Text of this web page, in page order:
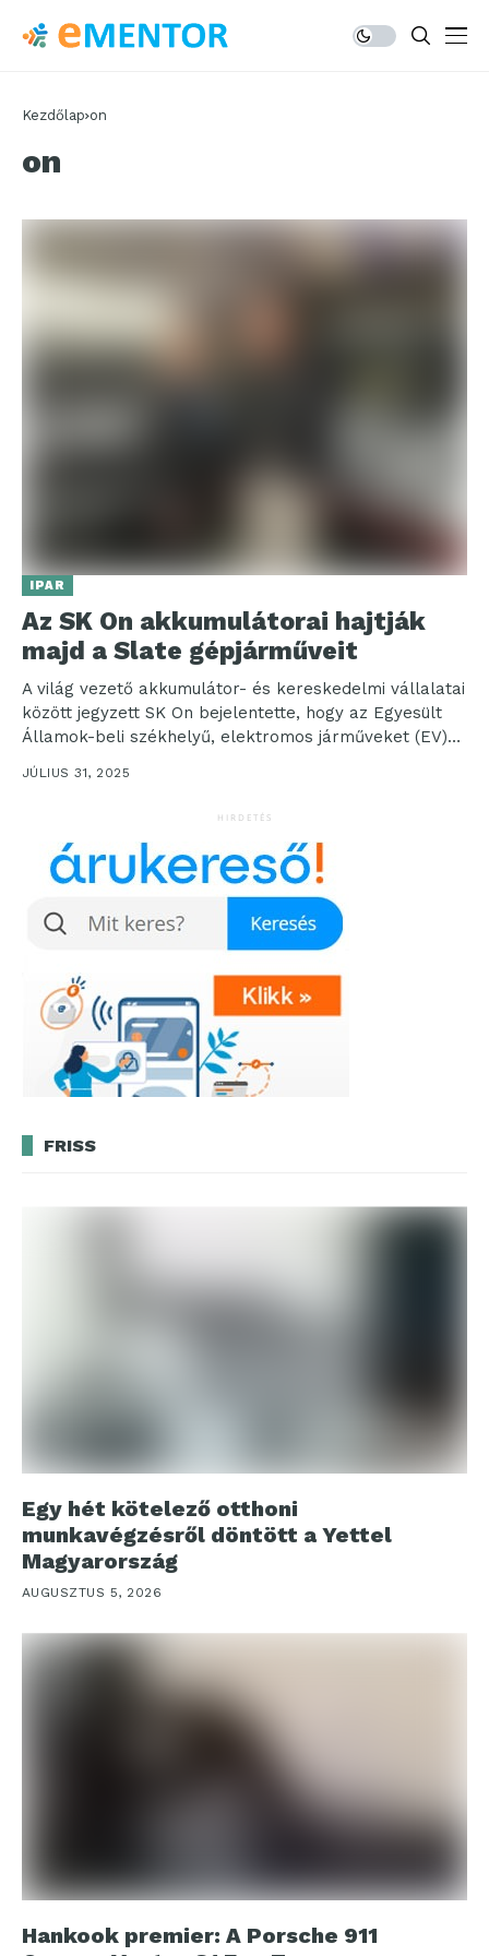
Kezdőlap on
on
IPAR
Az SK On akkumulátorai hajtják
majd a Slate gépjárműveit
A világ vezető akkumulátor- és kereskedelmi vállalatai
között jegyzett SK On bejelentette, hogy az Egyesült
Államok-beli székhelyű, elektromos járműveket (EV)
gyártó Slate az...
JÚLIUS 31, 2025
HIRDETÉS
FRISS
Egy hét kötelező otthoni
munkavégzésről döntött a Yettel
Magyarország
AUGUSZTUS 5, 2026
Hankook premier: A Porsche 911